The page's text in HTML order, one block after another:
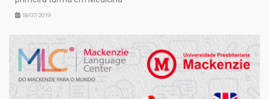
18/07/2019